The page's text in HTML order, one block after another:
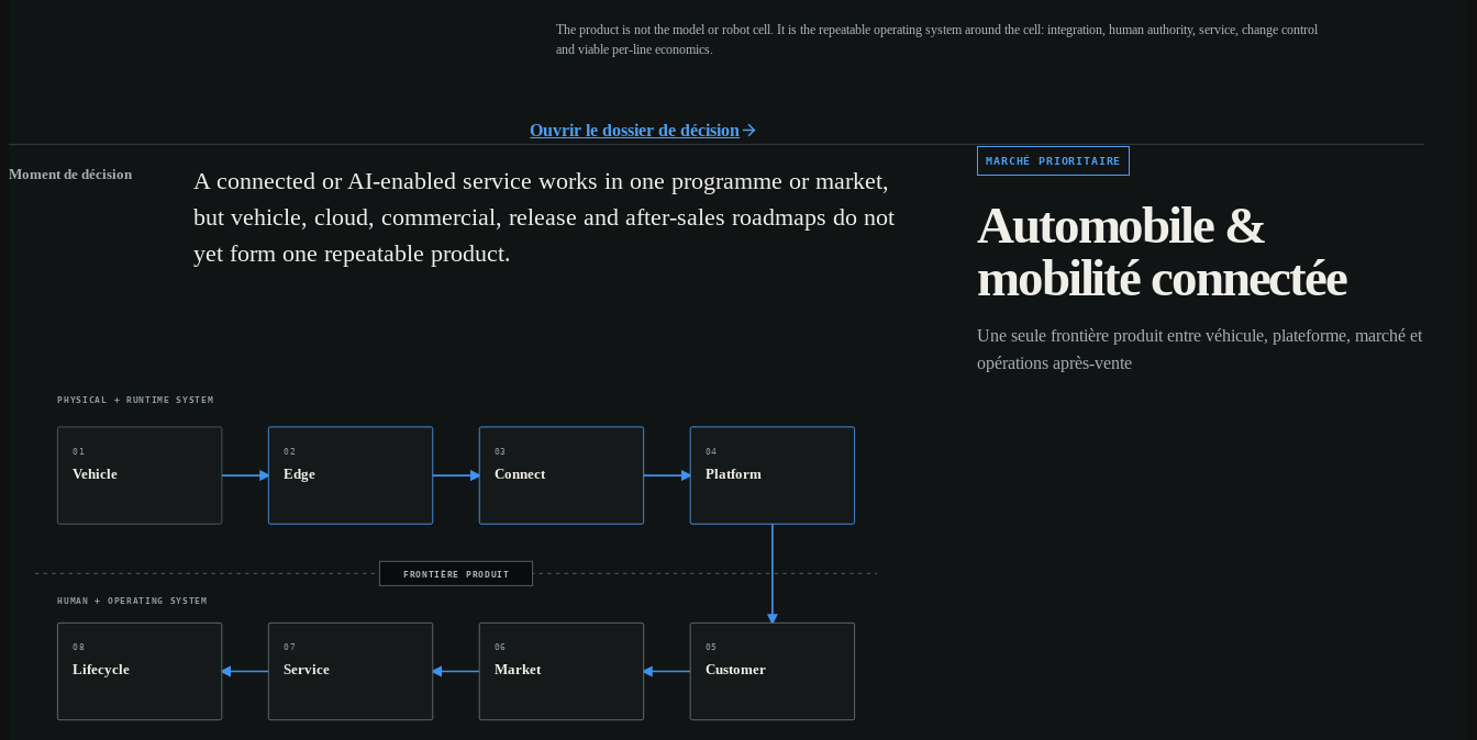
The product is not the model or robot cell. It is the repeatable operating system around the cell: integration, human authority, service, change control
and viable per-line economics.
Ouvrir le dossier de décision
MARCHÉ PRIORITAIRE
Automobile &
mobilité connectée
Une seule frontière produit entre véhicule, plateforme, marché et
opérations après-vente
Moment de décision
A connected or AI-enabled service works in one programme or market,
but vehicle, cloud, commercial, release and after-sales roadmaps do not
yet form one repeatable product.
PHYSICAL + RUNTIME SYSTEM
FRONTIÈRE PRODUIT
HUMAN + OPERATING SYSTEM
01
Vehicle
02
Edge
03
Connect
04
Platform
05
Customer
06
Market
07
Service
08
Lifecycle